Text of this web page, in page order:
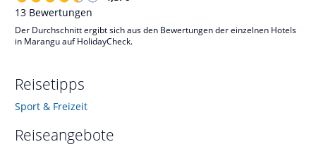
13 Bewertungen
Der Durchschnitt ergibt sich aus den Bewertungen der einzelnen Hotels
in Marangu auf HolidayCheck.
Reisetipps
Sport & Freizeit
Reiseangebote